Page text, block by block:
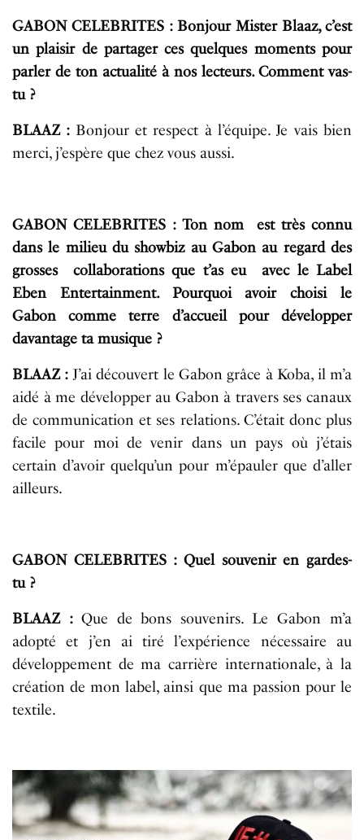
GABON CELEBRITES : Bonjour Mister Blaaz, c’est
un plaisir de partager ces quelques moments pour
parler de ton actualité à nos lecteurs. Comment vas-
tu ?
BLAAZ : Bonjour et respect à l’équipe. Je vais bien
merci, j’espère que chez vous aussi.
GABON CELEBRITES : Ton nom est très connu
dans le milieu du showbiz au Gabon au regard des
grosses collaborations que t’as eu avec le Label
Eben Entertainment. Pourquoi avoir choisi le
Gabon comme terre d’accueil pour développer
davantage ta musique ?
BLAAZ : J’ai découvert le Gabon grâce à Koba, il m’a
aidé à me développer au Gabon à travers ses canaux
de communication et ses relations. C’était donc plus
facile pour moi de venir dans un pays où j’étais
certain d’avoir quelqu’un pour m’épauler que d’aller
ailleurs.
GABON CELEBRITES : Quel souvenir en gardes-
tu ?
BLAAZ : Que de bons souvenirs. Le Gabon m’a
adopté et j’en ai tiré l’expérience nécessaire au
développement de ma carrière internationale, à la
création de mon label, ainsi que ma passion pour le
textile.